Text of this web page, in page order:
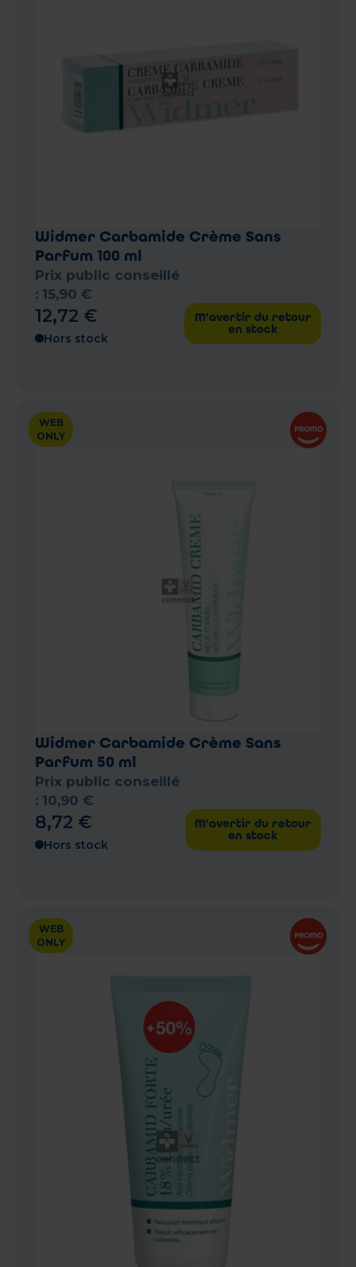
Widmer Carbamide Crème Sans
Parfum 100 ml
Prix public conseillé
: 15,90 €
12,72 €
Hors stock
M'avertir du retour
en stock
WEB
ONLY
Widmer Carbamide Crème Sans
Parfum 50 ml
Prix public conseillé
: 10,90 €
8,72 €
Hors stock
M'avertir du retour
en stock
WEB
ONLY